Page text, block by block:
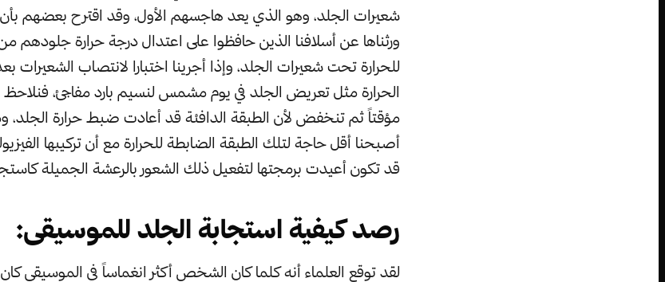
شعيرات الجلد، وهو الذي يعد هاجسهم الأول، وقد اقترح بعضهم
ورثناها عن أسلافنا الذين حافظوا على اعتدال درجة حرارة
للحرارة تحت شعيرات الجلد، وإذا أجرينا اختبارا لانتصاب الشعيرات
الحرارة مثل تعريض الجلد في يوم مشمس لنسيم بارد مفاجئ، فنلاحظ
مؤقتاً ثم تنخفض لأن الطبقة الدافئة قد أعادت ضبط حرارة الجلد،
أصبحنا أقل حاجة لتلك الطبقة الضابطة للحرارة مع أن تركيبها
قد تكون أعيدت برمجتها لتفعيل ذلك الشعور بالرعشة الجميلة
رصد كيفية استجابة الجلد للموسيقى:
لقد توقع العلماء أنه كلما كان الشخص أكثر انغماساً في الموسيقى